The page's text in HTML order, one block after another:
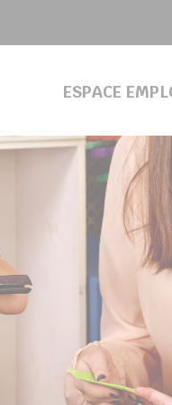
ESPACE